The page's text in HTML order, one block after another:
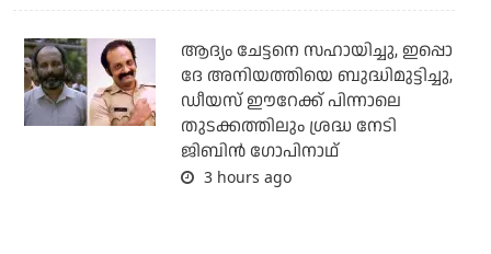
ആദ്യം ചേട്ടനെ സഹായിച്ചു, ഇപ്പൊ
ദേ അനിയത്തിയെ ബുദ്ധിമുട്ടിച്ചു,
ഡീയസ് ഈറേക്ക് പിന്നാലെ
തുടക്കത്തിലും ശ്രദ്ധ നേടി
ജിബിന്‍ ഗോപിനാഥ്
3 hours ago